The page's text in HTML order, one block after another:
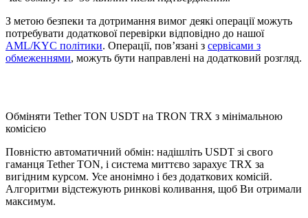
З метою безпеки та дотримання вимог деякі операції можуть
потребувати додаткової перевірки відповідно до нашої
AML/KYC політики. Операції, пов’язані з сервісами з
обмеженнями, можуть бути направлені на додатковий розгляд.
Обміняти Tether TON USDT на TRON TRX з мінімальною
комісією
Повністю автоматичний обмін: надішліть USDT зі свого
гаманця Tether TON, і система миттєво зарахує TRX за
вигідним курсом. Усе анонімно і без додаткових комісій.
Алгоритми відстежують ринкові коливання, щоб Ви отримали
максимум.